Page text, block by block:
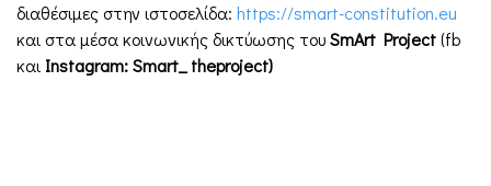
διαθέσιμες στην ιστοσελίδα: https://smart-constitution.eu
και στα μέσα κοινωνικής δικτύωσης τουSmArt Project(fb
και Instagram: Smart_ theproject)